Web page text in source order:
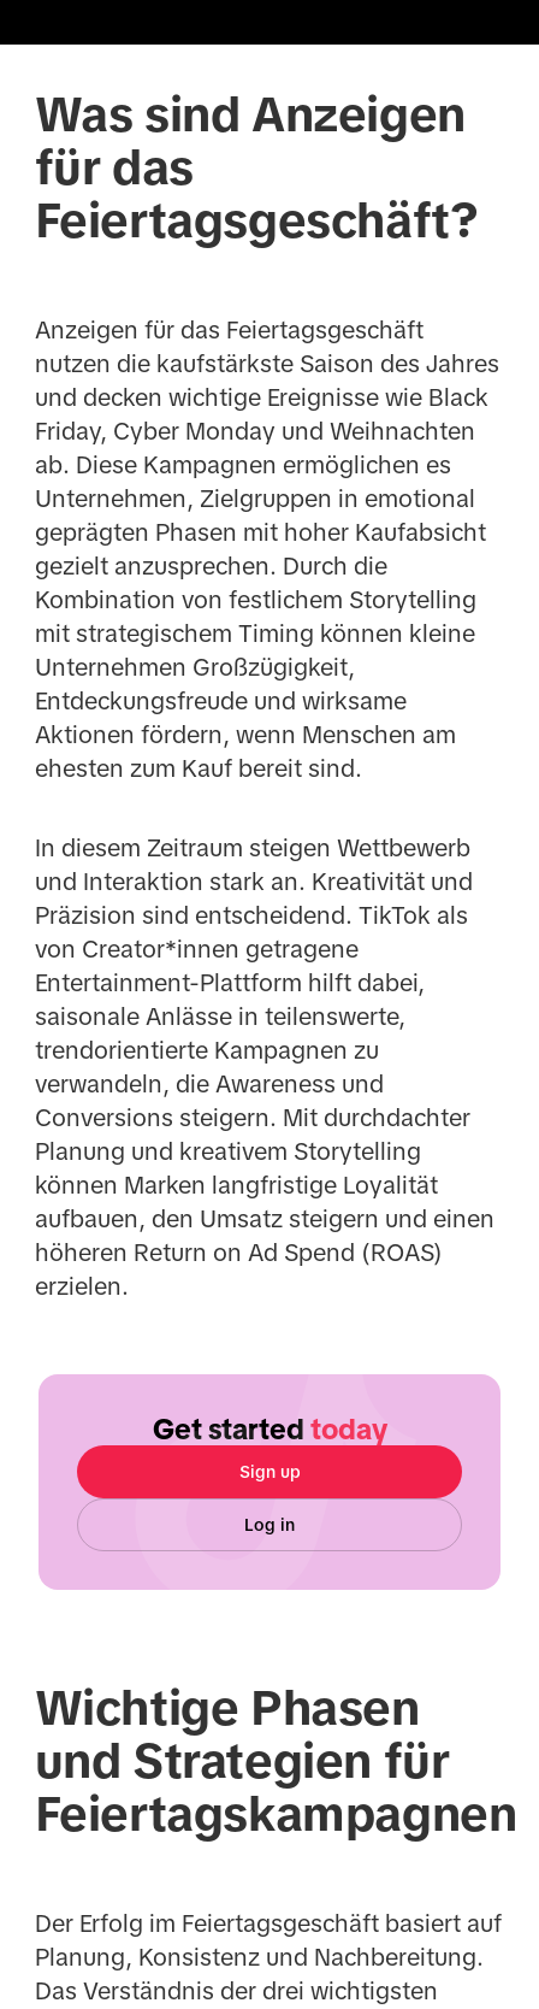
Was sind Anzeigen
für das
Feiertagsgeschäft?
Anzeigen für das Feiertagsgeschäft
nutzen die kaufstärkste Saison des Jahres
und decken wichtige Ereignisse wie Black
Friday, Cyber Monday und Weihnachten
ab. Diese Kampagnen ermöglichen es
Unternehmen, Zielgruppen in emotional
geprägten Phasen mit hoher Kaufabsicht
gezielt anzusprechen. Durch die
Kombination von festlichem Storytelling
mit strategischem Timing können kleine
Unternehmen Großzügigkeit,
Entdeckungsfreude und wirksame
Aktionen fördern, wenn Menschen am
ehesten zum Kauf bereit sind.
In diesem Zeitraum steigen Wettbewerb
und Interaktion stark an. Kreativität und
Präzision sind entscheidend. TikTok als
von Creator*innen getragene
Entertainment-Plattform hilft dabei,
saisonale Anlässe in teilenswerte,
trendorientierte Kampagnen zu
verwandeln, die Awareness und
Conversions steigern. Mit durchdachter
Planung und kreativem Storytelling
können Marken langfristige Loyalität
aufbauen, den Umsatz steigern und einen
höheren Return on Ad Spend (ROAS)
erzielen.
Get started today
Sign up
Log in
Wichtige Phasen
und Strategien für
Feiertagskampagnen
Der Erfolg im Feiertagsgeschäft basiert auf
Planung, Konsistenz und Nachbereitung.
Das Verständnis der drei wichtigsten